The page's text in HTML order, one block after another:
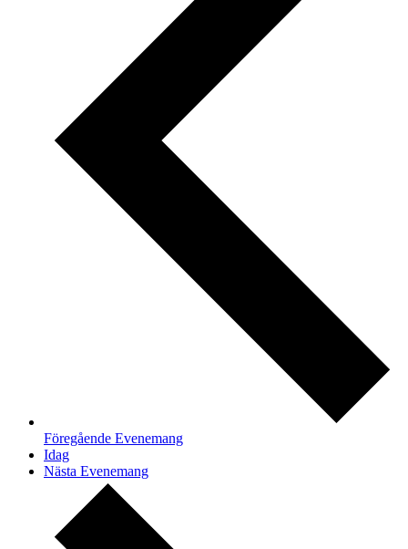
Föregående Evenemang
Idag
Nästa Evenemang